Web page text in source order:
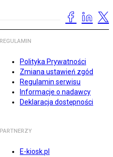
REGULAMIN
Polityka Prywatności
Zmiana ustawień zgód
Regulamin serwisu
Informacje o nadawcy
Deklaracja dostępności
PARTNERZY
E-kiosk.pl